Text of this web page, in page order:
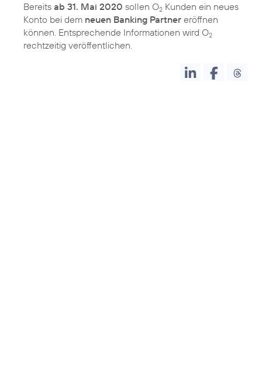
Bereits ab 31. Mai 2020 sollen O2 Kunden ein neues
Konto bei dem neuen Banking Partner eröffnen
können. Entsprechende Informationen wird O2
rechtzeitig veröffentlichen.